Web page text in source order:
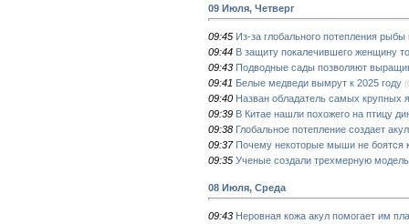
09 Июля, Четверг
09:45 Из-за глобального потепления
09:44 В защиту покалечившего женщину
09:43 Подводные сады позволяют
09:41 Белые медведи вымрут к 2025 году
09:40 Назван обладатель самых крупных
09:39 В Китае нашли похожего на птицу
09:38 Глобальное потепление создает
09:37 Почему некоторые мыши не боятся
09:35 Ученые создали трехмерную
08 Июля, Среда
09:43 Неровная кожа акул помогает им